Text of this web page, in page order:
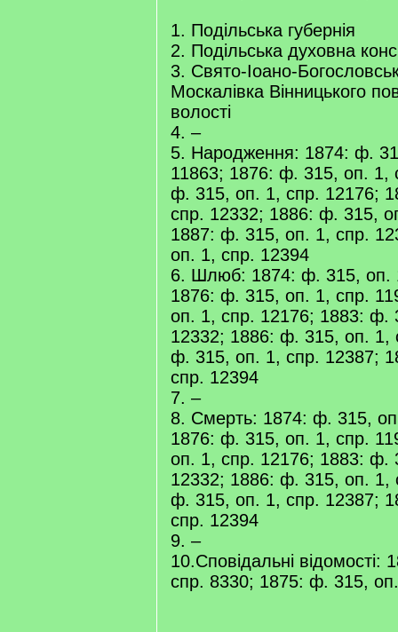
1. Подільська губернія
2. Подільська духовна
3. Свято-Іоано-
Москалівка Вінницького
волості
4. –
5. Народження: 1874: ф.
11863; 1876: ф. 315, оп. 1,
ф. 315, оп. 1, спр. 12176;
спр. 12332; 1886: ф. 315,
1887: ф. 315, оп. 1, спр.
оп. 1, спр. 12394
6. Шлюб: 1874: ф. 315, оп.
1876: ф. 315, оп. 1, спр.
оп. 1, спр. 12176; 1883: ф.
12332; 1886: ф. 315, оп. 1,
ф. 315, оп. 1, спр. 12387;
спр. 12394
7. –
8. Смерть: 1874: ф. 315,
1876: ф. 315, оп. 1, спр.
оп. 1, спр. 12176; 1883: ф.
12332; 1886: ф. 315, оп. 1,
ф. 315, оп. 1, спр. 12387;
спр. 12394
9. –
10.Сповідальні
спр. 8330; 1875: ф. 315,